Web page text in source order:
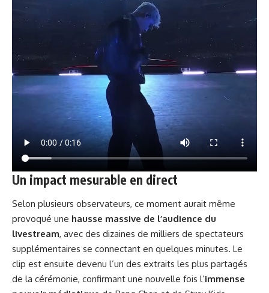
Un impact mesurable en direct
Selon plusieurs observateurs, ce moment aurait même
provoqué une hausse massive de l’audience du
livestream, avec des dizaines de milliers de spectateurs
supplémentaires se connectant en quelques minutes. Le
clip est ensuite devenu l’un des extraits les plus partagés
de la cérémonie, confirmant une nouvelle fois l’immense